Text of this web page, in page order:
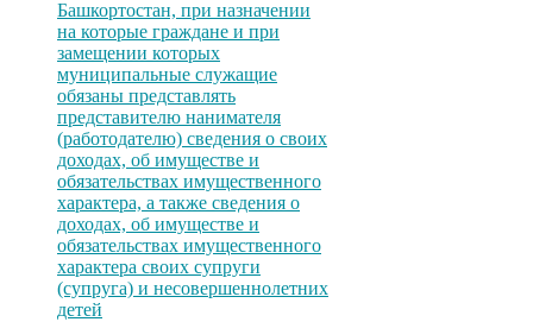
Башкортостан, при назначении
на которые граждане и при
замещении которых
муниципальные служащие
обязаны представлять
представителю нанимателя
(работодателю) сведения о своих
доходах, об имуществе и
обязательствах имущественного
характера, а также сведения о
доходах, об имуществе и
обязательствах имущественного
характера своих супруги
(супруга) и несовершеннолетних
детей